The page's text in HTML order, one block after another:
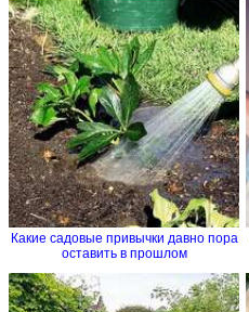
Какие садовые привычки давно пора
оставить в прошлом